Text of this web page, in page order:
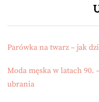
Parówka na twarz – jak
Moda męska w latach
ubrania